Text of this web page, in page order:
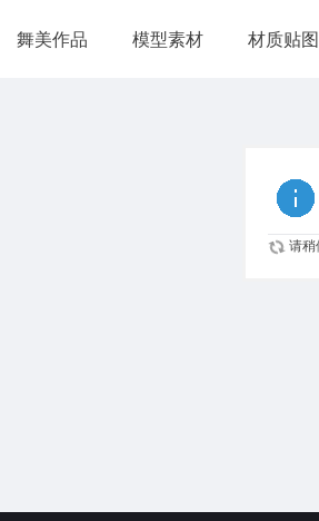
舞美作品 模型素材 材质贴图
请稍